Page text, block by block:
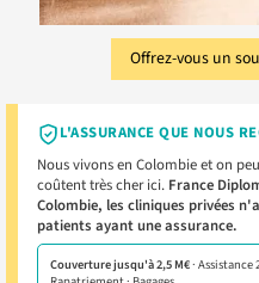
Offrez-vous un
L'ASSURANCE QUE NOUS
Nous vivons en Colombie et on
coûtent très cher ici. France
Colombie, les cliniques privées
patients ayant une assurance.
Couverture jusqu'à 2,5 M€·